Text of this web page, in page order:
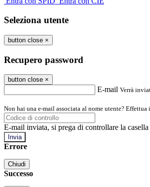
Seleziona utente
button close ×
Recupero password
button close ×
E-mail Verrà
Non hai una e-mail associata al nome utente?
E-mail inviata, si prega di controllare la
Errore
Chiudi
Successo